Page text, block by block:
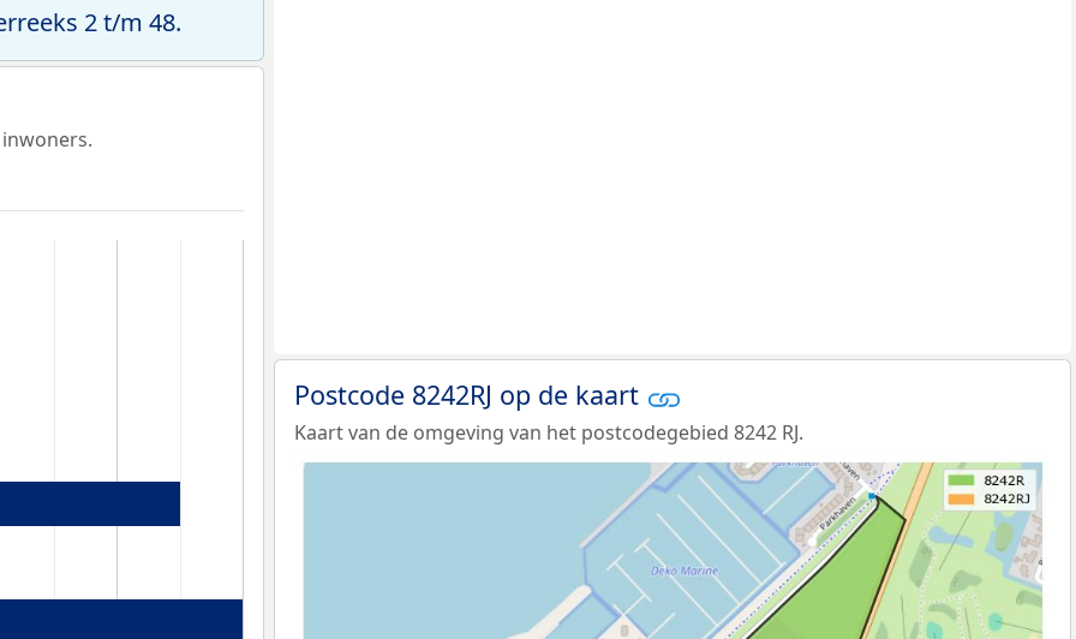
2 t/m 48.
Postcode 8242RJ op de kaart
Kaart van de omgeving van het postcodegebied 8242 RJ.